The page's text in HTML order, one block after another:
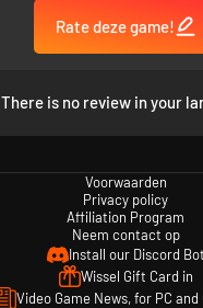
Rate deze game!
There is no review in your
Voorwaarden
Privacy policy
Affiliation Program
Neem contact op
Install our Discord Bot
Wissel Gift Card in
Video Game News, for PC and